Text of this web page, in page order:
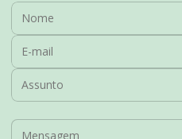
Nome:
E-mail:
Assunto: